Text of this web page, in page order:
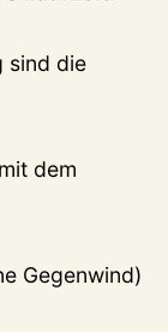
sind die
dem
Gegenwind)